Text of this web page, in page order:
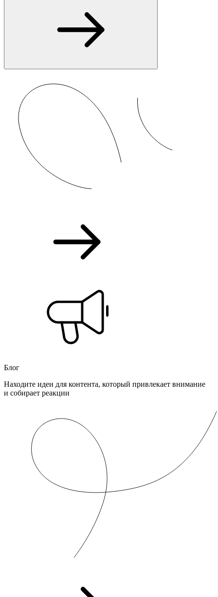
Блог
Находите идеи для контента, который привлекает внимание
и собирает реакции